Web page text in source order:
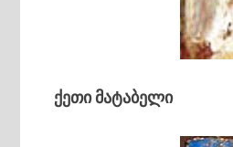
ქეთი მატაბელი